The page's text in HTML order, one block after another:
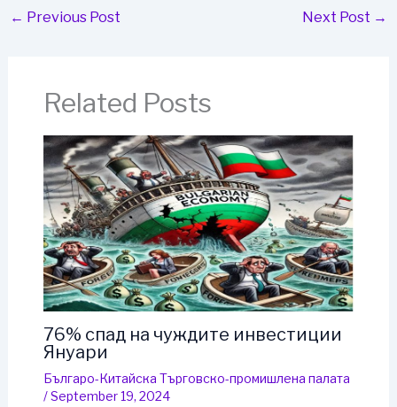
← Previous Post Next Post →
Related Posts
76% спад на чуждите инвестиции
Януари
Българо-Китайска Търговско-промишлена палaта
/September 19, 2024